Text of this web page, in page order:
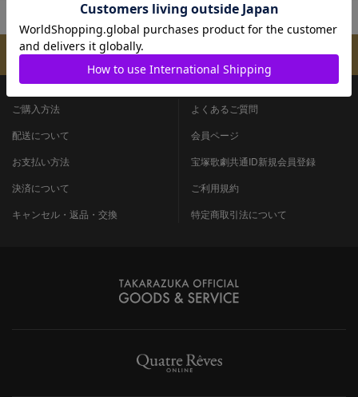
メールマガジンのご案内
ご購入方法
配送について
お支払い方法
決済について
キャンセル・返品・交換
よくあるご質問
会員ページ
宝塚歌劇共通ID新規会員登録
ご利用規約
特定商取引法について